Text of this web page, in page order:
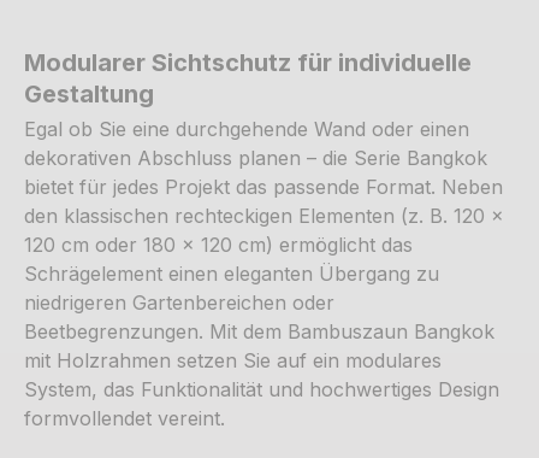
Modularer Sichtschutz für individuelle
Gestaltung
Egal ob Sie eine durchgehende Wand oder einen
dekorativen Abschluss planen – die Serie Bangkok
bietet für jedes Projekt das passende Format. Neben
den klassischen rechteckigen Elementen (z. B. 120 x
120 cm oder 180 x 120 cm) ermöglicht das
Schrägelement einen eleganten Übergang zu
niedrigeren Gartenbereichen oder
Beetbegrenzungen. Mit dem Bambuszaun Bangkok
mit Holzrahmen setzen Sie auf ein modulares
System, das Funktionalität und hochwertiges Design
formvollendet vereint.